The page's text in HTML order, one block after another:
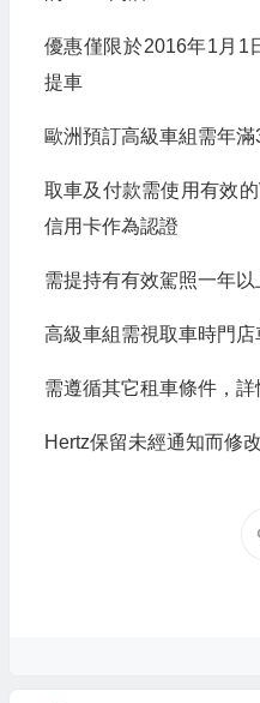
優惠僅限於2016年1月1
提車
歐洲預訂高級車組需年滿
取車及付款需使用有效
信用卡作為認證
需提持有有效駕照一年以
高級車組需視取車時門
需遵循其它租車條件，
Hertz保留未經通知而修